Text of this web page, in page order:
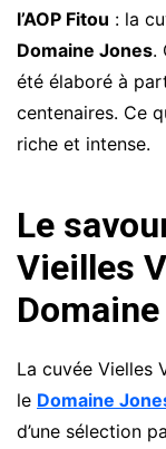
l’AOP Fitou : la
Domaine Jones.
été élaboré à
centenaires. Ce
riche et intense.
Le
Vieilles
La cuvée Vielles
le Domaine
d’une sélection